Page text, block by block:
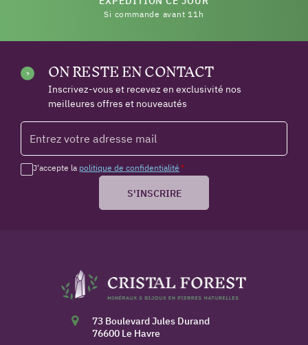
Si commande avant 11h
ON RESTE EN CONTACT
Inscrivez-vous et recevez en exclusivité nos
meilleures offres et nouveautés
J'accepte la politique de confidentialité *
S'INSCRIRE
73 Boulevard Jules Durand
76600 Le Havre